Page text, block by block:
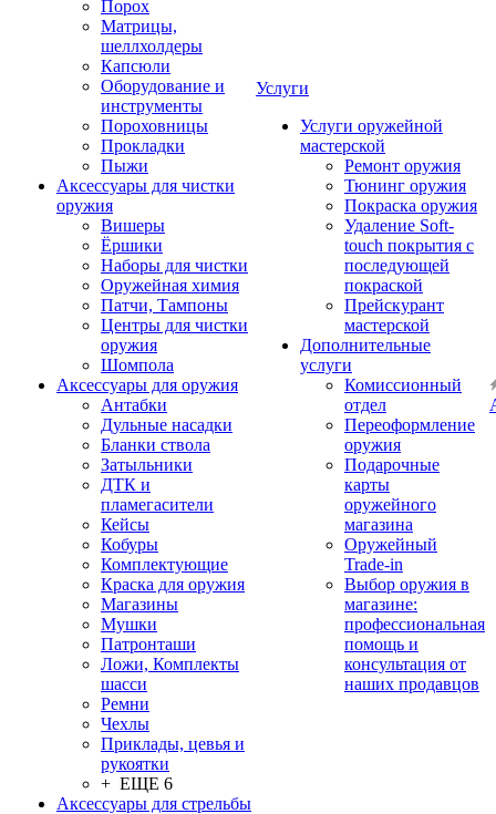
Порох
Матрицы,
шеллхолдеры
Капсюли
Оборудование и
инструменты
Пороховницы
Прокладки
Пыжи
Аксессуары для чистки
оружия
Вишеры
Ёршики
Наборы для чистки
Оружейная химия
Патчи, Тампоны
Центры для чистки
оружия
Шомпола
Аксессуары для оружия
Антабки
Дульные насадки
Бланки ствола
Затыльники
ДТК и
пламегасители
Кейсы
Кобуры
Комплектующие
Краска для оружия
Магазины
Мушки
Патронташи
Ложи, Комплекты
шасси
Ремни
Чехлы
Приклады, цевья и
рукоятки
+ ЕЩЕ 6
Аксессуары для стрельбы
Услуги
Услуги оружейной
мастерской
Ремонт оружия
Тюнинг оружия
Покраска оружия
Удаление Soft-
touch покрытия с
последующей
покраской
Прейскурант
мастерской
Дополнительные
услуги
Комиссионный
отдел
Переоформление
оружия
Подарочные
карты
оружейного
магазина
Оружейный
Trade-in
Выбор оружия в
магазине:
профессиональная
помощь и
консультация от
наших продавцов